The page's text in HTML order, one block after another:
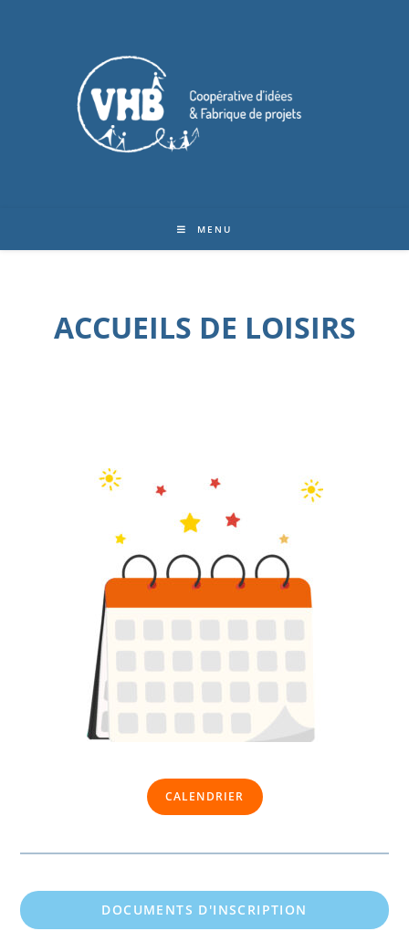
MENU
ACCUEILS DE LOISIRS
CALENDRIER
DOCUMENTS D'INSCRIPTION